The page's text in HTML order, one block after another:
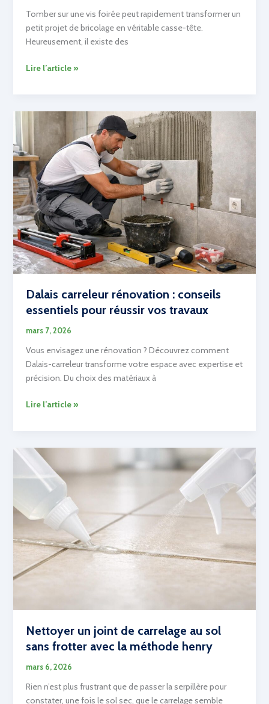
Tomber sur une vis foirée peut rapidement transformer un
petit projet de bricolage en véritable casse-tête.
Heureusement, il existe des
Comment
vis
facilement
sans
abîmer
votre
matériel
Lire l’article »
Dalais carreleur rénovation : conseils
essentiels pour réussir vos travaux
mars 7, 2026
Vous envisagez une rénovation ? Découvrez comment
Dalais-carreleur transforme votre espace avec expertise et
précision. Du choix des matériaux à
Dalais
:
conseils
essentiels
vos
travaux
Lire l’article »
Nettoyer un joint de carrelage au sol
sans frotter avec la méthode henry
mars 6, 2026
Rien n’est plus frustrant que de passer la serpillère pour
constater, une fois le sol sec, que le carrelage semble